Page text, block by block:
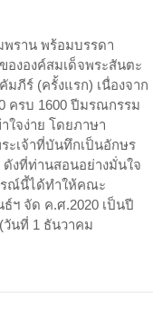
ราน พร้อมบรรดา
งองค์สมเด็จพระสันตะ
ภีร์ (ครั้งแรก) เนื่องจาก
ครบ 1600 ปีมรณกรรม
จง่าย โดยภาษา
ะเจ้าที่บันทึกเป็นอักษร
งที่ท่านสอนอย่างมั่นใจ
รณ์นี้ได้ทำให้คณะ
ฯ จัด ค.ศ.2020 เป็นปี
วันที่ 1 ธันวาคม